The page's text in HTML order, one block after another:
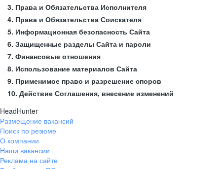
3. Права и Обязательства Исполнителя
4. Права и Обязательства Соискателя
5. Информационная безопасность Сайта
6. Защищенные разделы Сайта и пароли
7. Финансовые отношения
8. Использование материалов Сайта
9. Применимое право и разрешение споров
10. Действие Соглашения, внесение изменений
HeadHunter
Размещение вакансий
Поиск по резюме
О компании
Наши вакансии
Реклама на сайте